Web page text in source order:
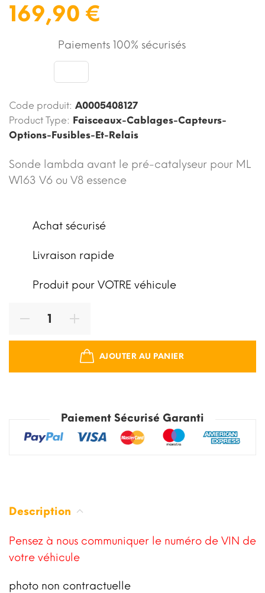
169,90 €
Paiements 100% sécurisés
Code produit: A0005408127
Product Type: Faisceaux-Cablages-Capteurs-
Options-Fusibles-Et-Relais
Sonde lambda avant le pré-catalyseur pour ML
W163 V6 ou V8 essence
Achat sécurisé
Livraison rapide
Produit pour VOTRE véhicule
AJOUTER AU PANIER
Paiement Sécurisé Garanti
Description
Pensez à nous communiquer le numéro de VIN de
votre véhicule
photo non contractuelle